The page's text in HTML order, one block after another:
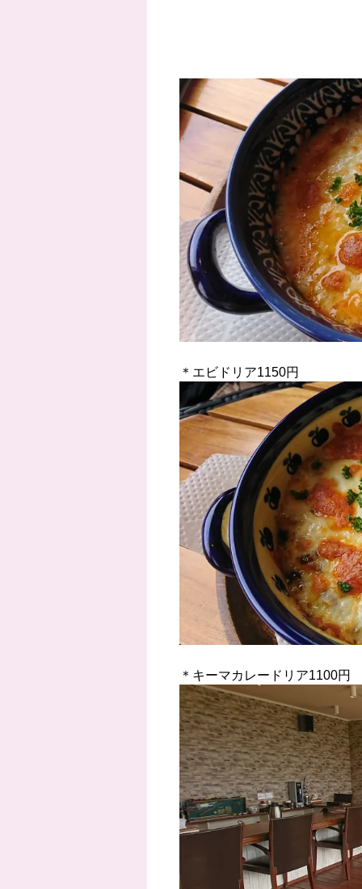
＊エビドリア1150円
＊キーマカレードリア1100円